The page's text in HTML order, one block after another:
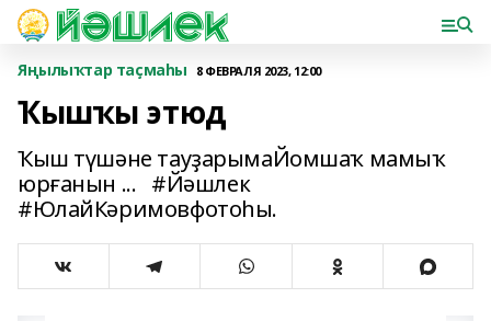
Яңылыҡтар таҫмаһы 8 ФЕВРАЛЯ 2023, 12:00
Ҡышҡы этюд
Ҡыш түшәне тауҙарымаЙомшаҡ мамыҡ
юрғанын ... #Йәшлек
#ЮлайКәримовфотоһы.